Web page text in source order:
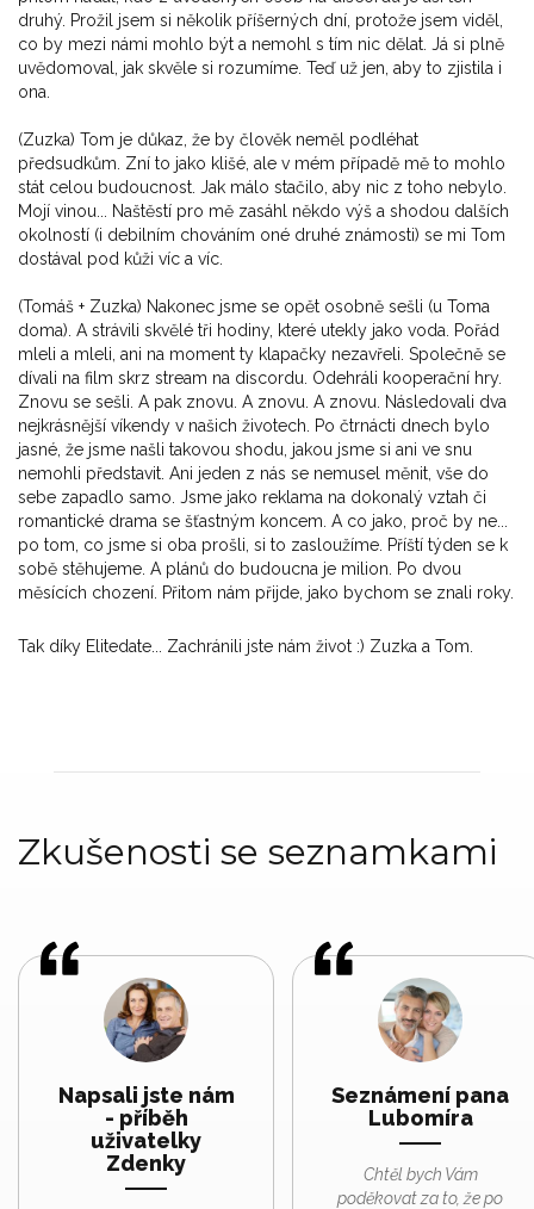
druhý. Prožil jsem si několik příšerných dní, protože jsem viděl,
co by mezi námi mohlo být a nemohl s tím nic dělat. Já si plně
uvědomoval, jak skvěle si rozumíme. Teď už jen, aby to zjistila i
ona.
(Zuzka) Tom je důkaz, že by člověk neměl podléhat
předsudkům. Zní to jako klišé, ale v mém případě mě to mohlo
stát celou budoucnost. Jak málo stačilo, aby nic z toho nebylo.
Mojí vinou... Naštěstí pro mě zasáhl někdo výš a shodou dalších
okolností (i debilním chováním oné druhé známosti) se mi Tom
dostával pod kůži víc a víc.
(Tomáš + Zuzka) Nakonec jsme se opět osobně sešli (u Toma
doma). A strávili skvělé tři hodiny, které utekly jako voda. Pořád
mleli a mleli, ani na moment ty klapačky nezavřeli. Společně se
dívali na film skrz stream na discordu. Odehráli kooperační hry.
Znovu se sešli. A pak znovu. A znovu. A znovu. Následovali dva
nejkrásnější víkendy v našich životech. Po čtrnácti dnech bylo
jasné, že jsme našli takovou shodu, jakou jsme si ani ve snu
nemohli představit. Ani jeden z nás se nemusel měnit, vše do
sebe zapadlo samo. Jsme jako reklama na dokonalý vztah či
romantické drama se šťastným koncem. A co jako, proč by ne...
po tom, co jsme si oba prošli, si to zasloužíme. Příští týden se k
sobě stěhujeme. A plánů do budoucna je milion. Po dvou
měsících chození. Přitom nám přijde, jako bychom se znali roky.
Tak díky Elitedate... Zachránili jste nám život :) Zuzka a Tom.
Zkušenosti se seznamkami
Napsali jste nám
- příběh
uživatelky
Zdenky
Seznámení pana
Lubomíra
Chtěl bych Vám
poděkovat za to, že po